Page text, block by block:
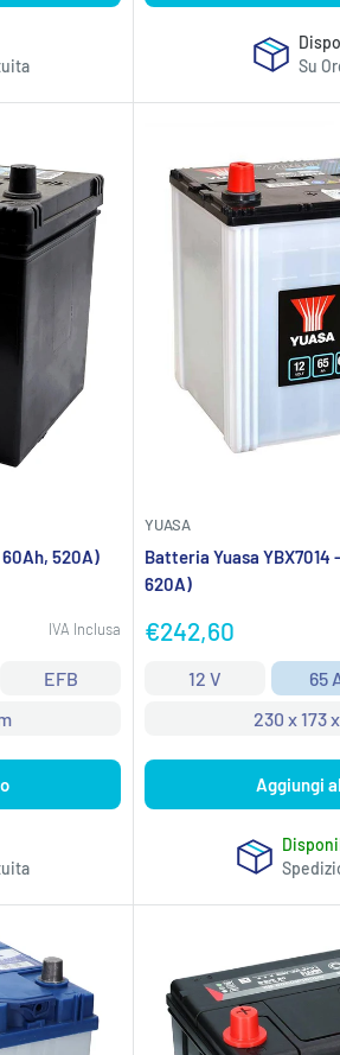
Su
520A)
IVA Inclusa
EFB
YUASA
Batteria Yuasa YBX7014
620A)
Prezzo
€242,60
65
12 V
230 x 173
Aggiungi